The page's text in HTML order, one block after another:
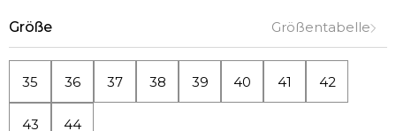
Größe Größentabelle
35 36 37 38 39 40 41 42
43 44